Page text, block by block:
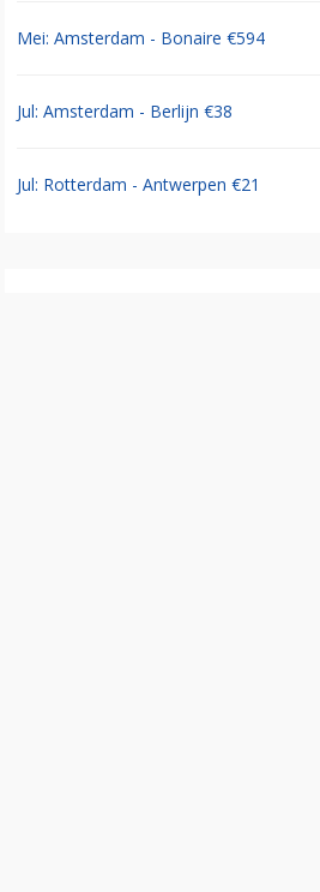
Mei: Amsterdam - Bonaire €594
Jul: Amsterdam - Berlijn €38
Jul: Rotterdam - Antwerpen €21